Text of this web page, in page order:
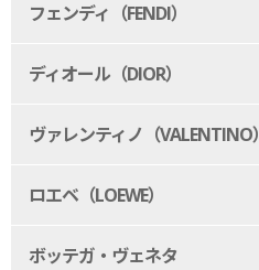
フェンディ（FENDI）
ディオール（DIOR）
ヴァレンティノ（VALENTINO）
ロエベ（LOEWE）
ボッテガ・ヴェネタ